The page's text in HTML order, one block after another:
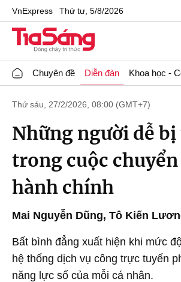
VnExpress Thứ tư, 5/8/2026
Chuyên đề Diễn đàn Khoa học -
Thứ sáu, 27/2/2026, 08:00 (GMT+7)
Những người dễ
trong cuộc
hành chính
Mai Nguyễn Dũng, Tô Kiến
Bất bình đẳng xuất hiện khi mức
hệ thống dịch vụ công trực tuyến
năng lực số của mỗi cá nhân.